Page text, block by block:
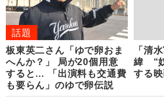
話題
板東英二さん「ゆで卵おま
へんか？」 局が20個用意
すると… 「出演料も交通費
も要らん」のゆで卵伝説
「清
緯 “
する